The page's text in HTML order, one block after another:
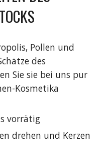
Pollen und
des
Sie sie bei uns pur
Kosmetika
vorrätig
drehen und Kerzen